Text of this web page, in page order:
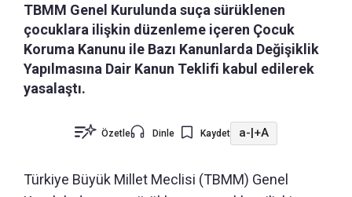
TBMM Genel Kurulunda suça sürüklenen
çocuklara ilişkin düzenleme içeren Çocuk
Koruma Kanunu ile Bazı Kanunlarda Değişiklik
Yapılmasına Dair Kanun Teklifi kabul edilerek
yasalaştı.
Özetle Dinle Kaydet a-|+A
Türkiye Büyük Millet Meclisi (TBMM) Genel